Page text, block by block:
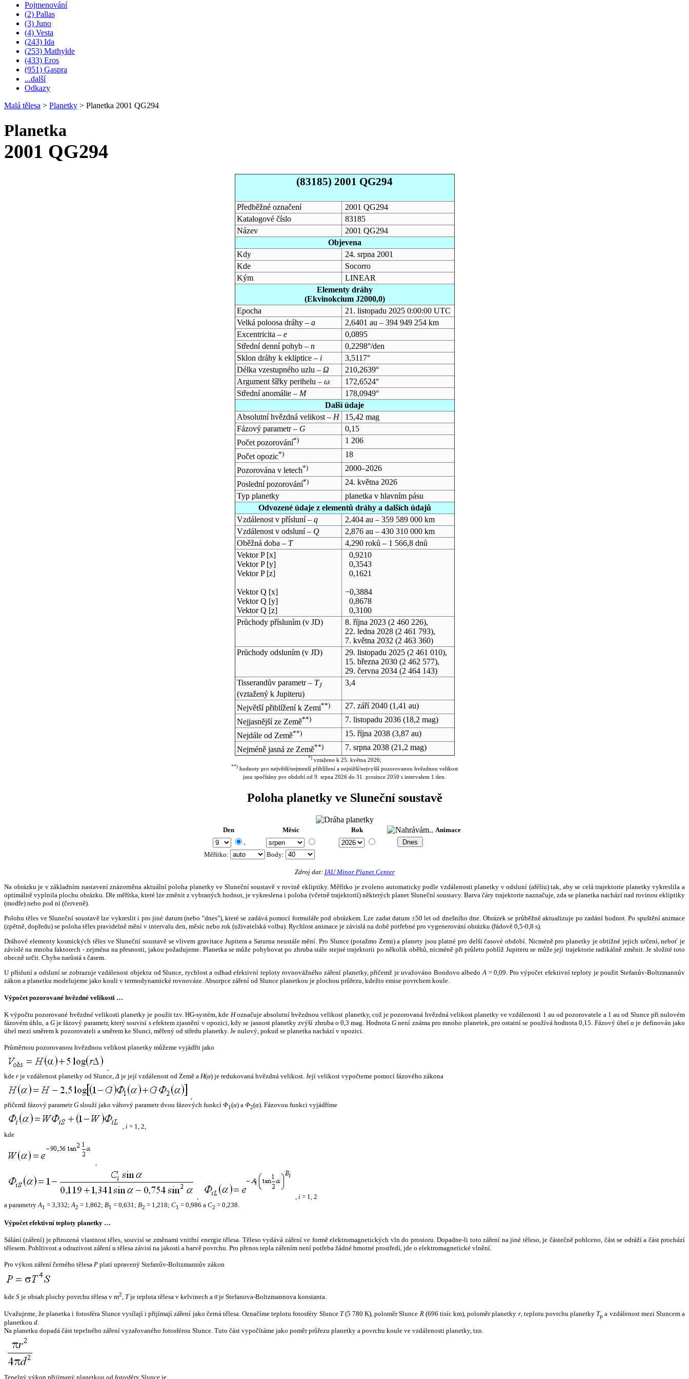
Pojmenování
(2) Pallas
(3) Juno
(4) Vesta
(243) Ida
(253) Mathylde
(433) Eros
(951) Gaspra
...další
Odkazy
Malá tělesa > Planetky > Planetka 2001 QG294
Planetka
2001 QG294
(83185) 2001 QG294
Předběžné označení
2001 QG294
Katalogové číslo
83185
Název
2001 QG294
Objevena
Kdy
24. srpna 2001
Kde
Socorro
Kým
LINEAR
Elementy dráhy
(Ekvinokcium J2000,0)
Epocha
21. listopadu 2025 0:00:00 UTC
Velká poloosa dráhy – a
2,6401 au – 394 949 254 km
Excentricita – e
0,0895
Střední denní pohyb – n
0,2298°/den
Sklon dráhy k ekliptice – i
3,5117°
Délka vzestupného uzlu – Ω
210,2639°
Argument šířky perihelu – ω
172,6524°
Střední anomálie – M
178,0949°
Další údaje
Absolutní hvězdná velikost – H
15,42 mag
Fázový parametr – G
0,15
Počet pozorování*)
1 206
Počet opozic*)
18
Pozorována v letech*)
2000–2026
Poslední pozorování*)
24. května 2026
Typ planetky
planetka v hlavním pásu
Odvozené údaje z elementů dráhy a dalších údajů
Vzdálenost v přísluní – q
2,404 au – 359 589 000 km
Vzdálenost v odsluní – Q
2,876 au – 430 310 000 km
Oběžná doba – T
4,290 roků – 1 566,8 dnů
Vektor P [x]
Vektor P [y]
Vektor P [z]
Vektor Q [x]
Vektor Q [y]
Vektor Q [z]
0,9210
0,3543
0,1621
−0,3884
0,8678
0,3100
Průchody přísluním (v JD) 8. října 2023(2 460 226),
22. ledna 2028(2 461 793),
7. května 2032 (2 463 360)
Průchody odsluním (v JD) 29. listopadu 2025(2 461 010),
15. března 2030(2 462 577),
29. června 2034(2 464 143)
Tisserandův parametr – TJ
(vztažený k Jupiteru)
3,4
Největší přiblížení k Zemi**) 27. září 2040(1,41 au)
Nejjasnější ze Země**) 7. listopadu 2036(18,2 mag)
Nejdále od Země**) 15. října 2038(3,87 au)
Nejméně jasná ze Země**) 7. srpna 2038(21,2 mag)
*)vztaženo k 25. května 2026;
**) hodnoty pro největší/nejmenší přiblížení a nejnižší/nejvyšší pozorovanou hvězdnou velikost
jsou spočítány pro období od 9. srpna 2026 do 31. prosince 2050 s intervalem 1 den.
Poloha planetky ve Sluneční soustavě
Den Měsíc Rok Animace
.
Měřítko: Body:
Zdroj dat: IAU Minor Planet Center
Na obrázku je v základním nastavení znázorněna aktuální poloha planetky ve Sluneční soustavě v rovině ekliptiky. Měřítko je zvoleno automaticky podle vzdálenosti planetky v odsluní (aféliu) tak, aby se celá trajektorie planetky vykreslila a
optimálně vyplnila plochu obrázku. Dle měřítka, které lze změnit z vybraných hodnot, je vykreslena i poloha (včetně trajektorií) některých planet Sluneční soustavy. Barva čáry trajektorie naznačuje, zda se planetka nachází nad rovinou ekliptiky
(modře) nebo pod ní (červeně).
Polohu těles ve Sluneční soustavě lze vykreslit i pro jiné datum (nebo "dnes"), které se zadává pomocí formuláře pod obrázkem. Lze zadat datum ±50 let od dnešního dne. Obrázek se průběžně aktualizuje po zadání hodnot. Po spuštění animace
(zpětně, dopředu) se poloha těles pravidelně mění v intervalu den, měsíc nebo rok (uživatelská volba). Rychlost animace je závislá na době potřebné pro vygenerování obrázku (řádově 0,5-0,8 s).
Dráhové elementy kosmických těles ve Sluneční soustavě se vlivem gravitace Jupitera a Saturna neustále mění. Pro Slunce (potažmo Zemi) a planety jsou platné pro delší časové období. Nicméně pro planetky je obtížné jejich určení, neboť je
závislé na mnoha faktorech - zejména na přesnosti, jakou požadujeme. Planetka se může pohybovat po zhruba stále stejné trajektorii po několik oběhů, nicméně při průletu poblíž Jupiteru se může její trajektorie radikálně změnit. Je složité toto
obecně určit. Chyba narůstá s časem.
U přísluní a odsluní se zobrazuje vzdálenost objektu od Slunce, rychlost a odhad efektivní teploty rovnovážného záření planetky, přičemž je uvažováno Bondovo albedo A = 0,09. Pro výpočet efektivní teploty je použit Stefanův-Boltzmannův
zákon a planetku modelujeme jako kouli v termodynamické rovnováze. Absorpce záření od Slunce planetkou je plochou průřezu, kdežto emise povrchem koule.
Výpočet pozorované hvězdné velikosti …
K výpočtu pozorované hvězdné velikosti planetky je použit tzv. HG-systém, kde Hoznačuje absolutní hvězdnou velikost planetky, což je pozorovaná hvězdná velikost planetky ve vzdálenosti 1 au od pozorovatele a 1 au od Slunce při nulovém
fázovém úhlu, a Gje fázový parametr, který souvisí s efektem zjasnění v opozici, kdy se jasnost planetky zvýší zhruba o 0,3 mag. HodnotaG není známa pro mnoho planetek, pro ostatní se používá hodnota 0,15. Fázový úhelα je definován jako
úhel mezi směrem k pozorovateli a směrem ke Slunci, měřený od středu planetky. Je nulový, pokud se planetka nachází v opozici.
Průměrnou pozorovanou hvězdnou velikost planetky můžeme vyjádřit jako
,
kde r je vzdálenost planetky od Slunce,Δ je její vzdálenost od Země a H(α) je redukovaná hvězdná velikost. Její velikost vypočteme pomocí fázového zákona
,
přičemž fázový parametrG slouží jako váhový parametr dvou fázových funkcí Φ1(α) a Φ2(α). Fázovou funkci vyjádříme
, i = 1, 2,
kde
,
, , i = 1, 2
a parametryA1 = 3,332;A2 = 1,862; B1 = 0,631; B2 = 1,218; C1 = 0,986 a C2 = 0,238.
Výpočet efektivní teploty planetky …
Sálání (záření) je přirozená vlastnost těles, souvisí se změnami vnitřní energie tělesa. Těleso vydává záření ve formě elektromagnetických vln do prostoru. Dopadne-li toto záření na jiné těleso, je částečně pohlceno, část se odráží a část prochází
tělesem. Pohltivost a odrazivost záření u tělesa závisí na jakosti a barvě povrchu. Pro přenos tepla zářením není potřeba žádné hmotné prostředí, jde o elektromagnetické vlnění.
Pro výkon záření černého tělesa P platí upravený Stefanův-Boltzmannův zákon
kde S je obsah plochy povrchu tělesa v m2, Tje teplota tělesa v kelvinech a σje Stefanova-Boltzmannova konstanta.
Uvažujeme, že planetka i fotosféra Slunce vysílají i přijímají záření jako černá tělesa. Označíme teplotu fotosféry Slunce T(5 780 K), poloměr Slunce R(696 tisíc km), poloměr planetky r, teplotu povrchu planetky Tp a vzdálenost mezi Sluncem a
planetkou d.
Na planetku dopadá část tepelného záření vyzařovaného fotosférou Slunce. Tuto část vypočítáme jako poměr průřezu planetky a povrchu koule ve vzdálenosti planetky, tzn.
Tepelný výkon přijímaný planetkou od fotosféry Slunce je